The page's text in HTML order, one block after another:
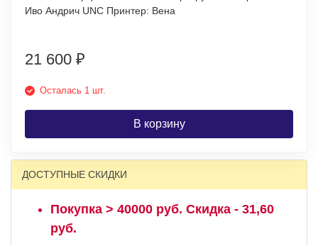
Иво Андрич UNC Принтер: Вена
21 600 ₽
Осталась 1 шт.
В корзину
ДОСТУПНЫЕ СКИДКИ
Покупка > 40000 руб. Скидка - 31,60
руб.